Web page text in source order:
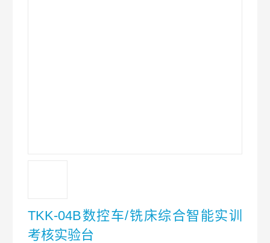
TKK-04B数控车/铣床综合智能实训
考核实验台